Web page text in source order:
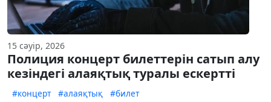
15 сәуір, 2026
Полиция концерт билеттерін сатып алу
кезіндегі алаяқтық туралы ескертті
#концерт #алаяқтық #билет